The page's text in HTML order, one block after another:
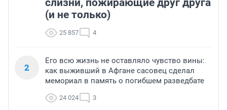
слизни, пожирающие друг друга
(и не только)
25 857 4
2
Его всю жизнь не оставляло чувство вины:
как выживший в Афгане сасовец сделал
мемориал в память о погибшем разведбате
24 024 3